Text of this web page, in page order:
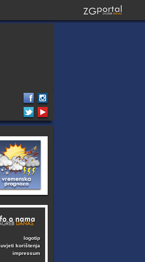
logotip
uvjeti korištenja
impressum